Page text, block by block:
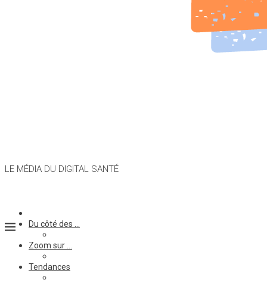
LE MÉDIA DU DIGITAL SANTÉ
Du côté des …
Zoom sur …
Tendances